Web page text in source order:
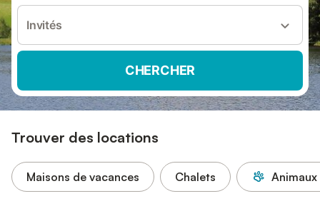
Invités
CHERCHER
Trouver des locations
Maisons de vacances Chalets